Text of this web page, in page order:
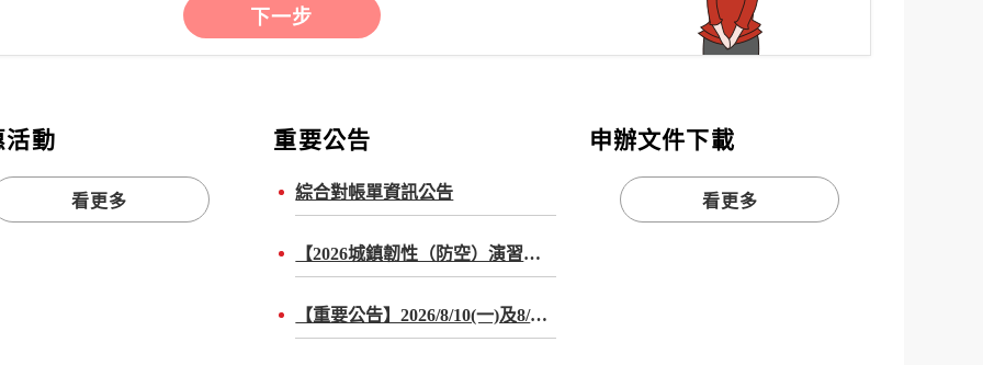
下一步
活動
看更多
重要公告
綜合對帳單資訊公告
【2026城鎮韌性（防空）演習期間，台新銀行部分驗證服務受影響公告】
【重要公告】2026/8/10(一)及8/13(四)14:30至15:00配合2026城鎮韌性(防空)演習，部分縣市管制行動網路將影響國際Pay及台灣行動支付行動信用卡相關服務
申辦文件下載
看更多